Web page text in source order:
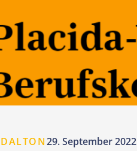
DALTON29. September 2022